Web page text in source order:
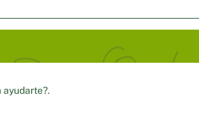
ayudarte?.